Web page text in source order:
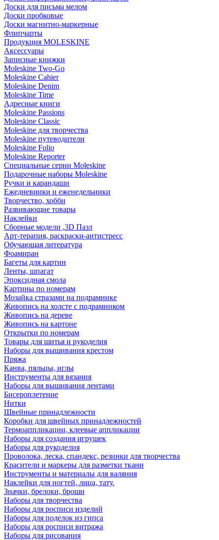
Доски для письма мелом
Доски пробковые
Доски магнитно-маркерные
Флипчарты
Продукция MOLESKINE
Аксессуары
Записные книжки
Moleskine Two-Go
Moleskine Cahier
Moleskine Denim
Moleskine Time
Адресные книги
Moleskine Passions
Moleskine Classic
Moleskine для творчества
Moleskine путеводители
Moleskine Folio
Moleskine Reporter
Специальные серии Moleskine
Подарочные наборы Moleskine
Ручки и карандаши
Ежедневники и еженедельники
Творчество, хобби
Развивающие товары
Наклейки
Сборные модели ,3D Пазл
Арт-терапия, раскраски-антистресс
Обучающая литература
Фоамиран
Багеты для картин
Ленты, шпагат
Эпоксидная смола
Картины по номерам
Мозайка стразами на подрамнике
Живопись на холсте с подрамником
Живопись на дереве
Живопись на картоне
Открытки по номерам
Товары для шитья и рукоделия
Наборы для вышивания крестом
Пряжа
Канва, пяльцы, иглы
Инструменты для вязания
Наборы для вышивания лентами
Бисероплетение
Нитки
Швейные принадлежности
Коробки для швейных принадлежностей
Термоаппликации, клеевые аппликации
Наборы для создания игрушек
Наборы для рукоделия
Проволока, леска, спандекс, резинки для творчества
Красители и маркеры для разметки ткани
Инструменты и материалы для валяния
Наклейки для ногтей, лица, тату.
Значки, брелоки, броши
Наборы для творчества
Наборы для росписи изделий
Наборы для поделок из гипса
Наборы для росписи витража
Наборы для рисования